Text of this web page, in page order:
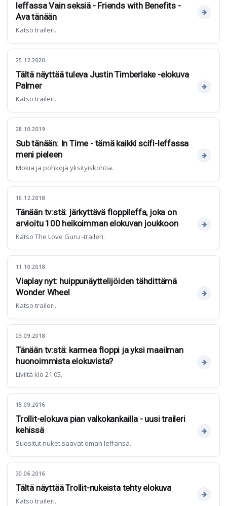
leffassa Vain seksiä - Friends with Benefits -
Ava tänään
Katso traileri.
25.12.2020
Tältä näyttää tuleva Justin Timberlake -elokuva
Palmer
Katso traileri.
28.10.2019
Sub tänään: In Time - tämä kaikki scifi-leffassa
meni pieleen
Mokia ja pöhköjä yksityiskohtia.
16.12.2018
Tänään tv:stä: järkyttävä floppileffa, joka on
arvioitu 100 heikoimman elokuvan joukkoon
Katso The Love Guru -traileri.
11.10.2018
Viaplay nyt: huippunäyttelijöiden tähdittämä
Wonder Wheel
Katso traileri.
03.09.2018
Tänään tv:stä: karmea floppi ja yksi maailman
huonoimmista elokuvista?
Liviltä klo 21.05.
15.09.2016
Trollit-elokuva pian valkokankailla - uusi traileri
kehissä
Suositut nuket saavat oman leffansa.
30.06.2016
Tältä näyttää Trollit-nukeista tehty elokuva
Katso traileri.